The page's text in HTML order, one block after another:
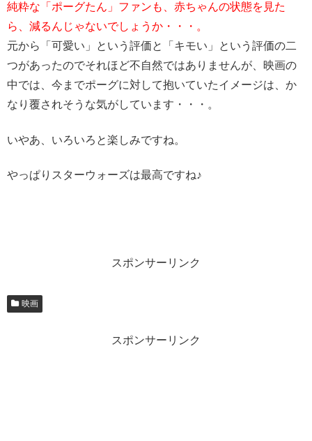
純粋な「ポーグたん」ファンも、赤ちゃんの状態を見た
ら、減るんじゃないでしょうか・・・。
元から「可愛い」という評価と「キモい」という評価の二
つがあったのでそれほど不自然ではありませんが、映画の
中では、今までポーグに対して抱いていたイメージは、か
なり覆されそうな気がしています・・・。
いやあ、いろいろと楽しみですね。
やっぱりスターウォーズは最高ですね♪
スポンサーリンク
映画
スポンサーリンク